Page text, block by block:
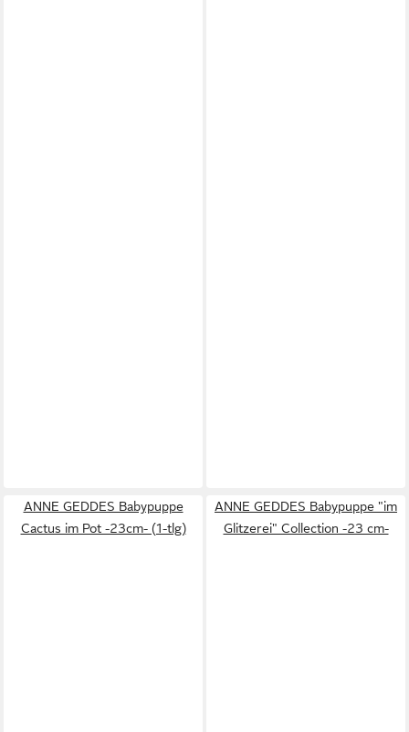
ANNE GEDDES Babypuppe
Cactus im Pot -23cm- (1-tlg)
ANNE GEDDES Babypuppe "im
Glitzerei" Collection -23 cm-